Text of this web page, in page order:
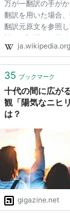
万が一翻訳の手が
翻訳を用いた場合
翻訳元原文を参照
誤りを訂正し、正確
ければなりません。
G-3に基づき、削除
ja.wikipedia.org
35 ブックマーク
十代の間に広が
観「陽気なニヒ
は？
gigazine.net